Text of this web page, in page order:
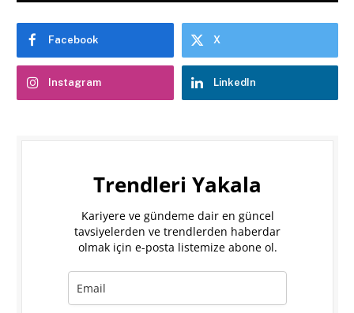
Facebook X
Instagram LinkedIn
Trendleri Yakala
Kariyere ve gündeme dair en güncel
tavsiyelerden ve trendlerden haberdar
olmak için e-posta listemize abone ol.